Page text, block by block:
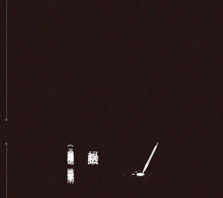
《圣墩祖庙重建顺济庙记》：特奏名进士廖鹏飞于南...